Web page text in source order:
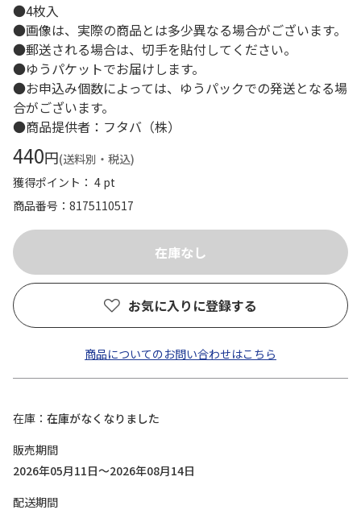
●4枚入
●画像は、実際の商品とは多少異なる場合がございます。
●郵送される場合は、切手を貼付してください。
●ゆうパケットでお届けします。
●お申込み個数によっては、ゆうパックでの発送となる場
合がございます。
●商品提供者：フタバ（株）
440円(送料別・税込)
獲得ポイント： 4 pt
商品番号
8175110517
お気に入りに登録する
商品についてのお問い合わせはこちら
在庫
在庫がなくなりました
販売期間
2026年05月11日～2026年08月14日
配送期間